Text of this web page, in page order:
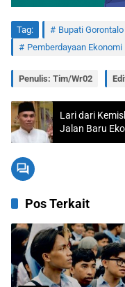
Tag: Bupati Gorontalo
Pemberdayaan Ekonomi
Penulis: Tim/Wr02
Lari dari
Jalan Baru
Pos Terkait